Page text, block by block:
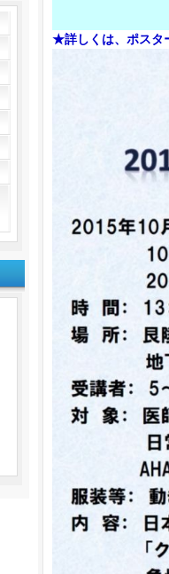
★詳しくは、ポスタ